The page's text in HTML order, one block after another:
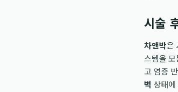
시술
차앤박은
스템을
고 염증
벽 상태